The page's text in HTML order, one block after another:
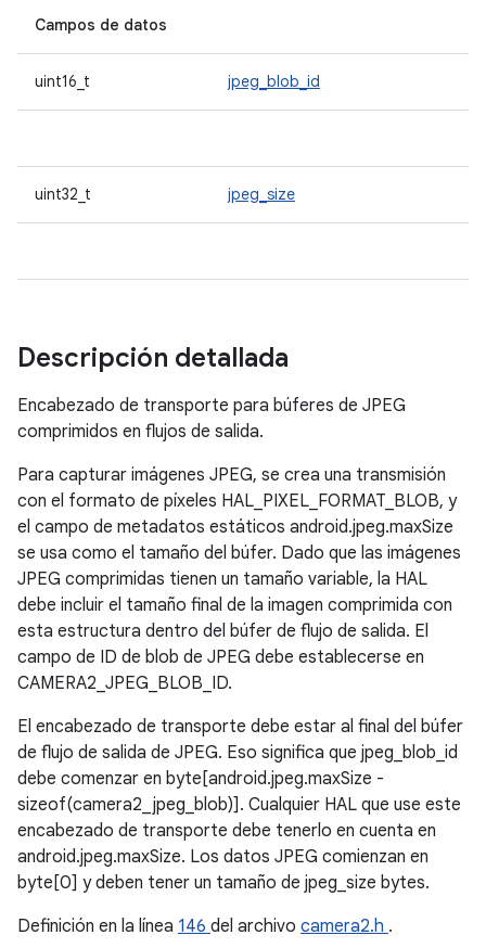
Campos de datos
uint16_t jpeg_blob_id
uint32_t jpeg_size
Descripción detallada
Encabezado de transporte para búferes de JPEG
comprimidos en flujos de salida.
Para capturar imágenes JPEG, se crea una transmisión
con el formato de píxeles HAL_PIXEL_FORMAT_BLOB, y
el campo de metadatos estáticos android.jpeg.maxSize
se usa como el tamaño del búfer. Dado que las imágenes
JPEG comprimidas tienen un tamaño variable, la HAL
debe incluir el tamaño final de la imagen comprimida con
esta estructura dentro del búfer de flujo de salida. El
campo de ID de blob de JPEG debe establecerse en
CAMERA2_JPEG_BLOB_ID.
El encabezado de transporte debe estar al final del búfer
de flujo de salida de JPEG. Eso significa que jpeg_blob_id
debe comenzar en byte[android.jpeg.maxSize -
sizeof(camera2_jpeg_blob)]. Cualquier HAL que use este
encabezado de transporte debe tenerlo en cuenta en
android.jpeg.maxSize. Los datos JPEG comienzan en
byte[0] y deben tener un tamaño de jpeg_size bytes.
Definición en la línea 146 del archivo camera2.h .